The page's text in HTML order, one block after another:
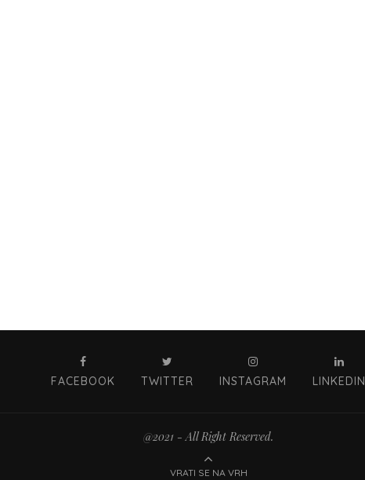
FACEBOOK TWITTER INSTAGRAM LINKEDIN
@2021 - All Right Reserved.
VRATI SE NA VRH